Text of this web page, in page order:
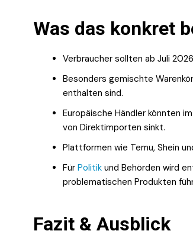
Was das konkret
Verbraucher sollten ab Juli
Besonders gemischte
enthalten sind.
Europäische Händler könnten
von Direktimporten sinkt.
Plattformen wie Temu, Shein
Für Politik und Behörden wird
problematischen Produkten
Fazit & Ausblick